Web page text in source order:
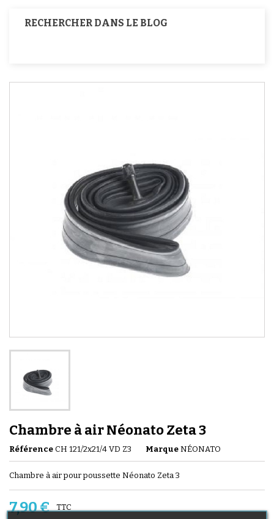
RECHERCHER DANS LE BLOG
Chambre à air Néonato Zeta 3
Référence CH 121/2x21/4 VD Z3 Marque NÉONATO
Chambre à air pour poussette Néonato Zeta 3
7,90 € TTC